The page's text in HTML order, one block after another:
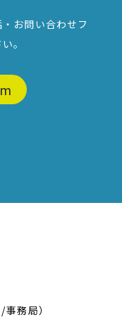
お問い合わせフ
。
務局）